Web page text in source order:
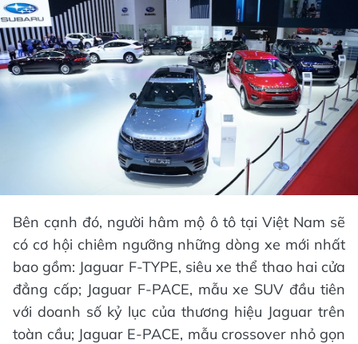
Bên cạnh đó, người hâm mộ ô tô tại Việt Nam sẽ
có cơ hội chiêm ngưỡng những dòng xe mới nhất
bao gồm: Jaguar F-TYPE, siêu xe thể thao hai cửa
đẳng cấp; Jaguar F-PACE, mẫu xe SUV đầu tiên
với doanh số kỷ lục của thương hiệu Jaguar trên
toàn cầu; Jaguar E-PACE, mẫu crossover nhỏ gọn